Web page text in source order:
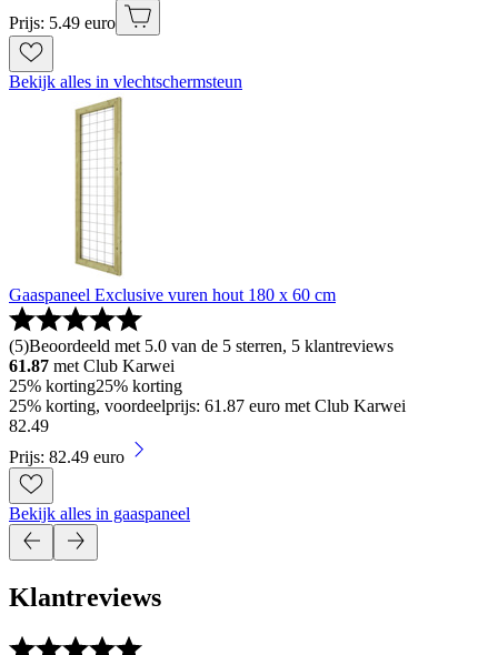
Prijs: 5.49 euro
Bekijk alles in vlechtschermsteun
Gaaspaneel Exclusive vuren hout 180 x 60 cm
(5)Beoordeeld met 5.0 van de 5 sterren, 5 klantreviews
61.87 met Club Karwei
25% korting25% korting
25% korting, voordeelprijs: 61.87 euro met Club Karwei
82.49
Prijs: 82.49 euro
Bekijk alles in gaaspaneel
Klantreviews